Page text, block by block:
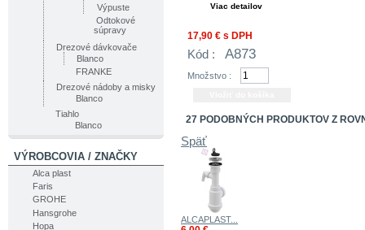
Výpuste
Odtokové
súpravy
Drezové dávkovače
Blanco
FRANKE
Drezové nádoby a misky
Blanco
Tiahlo
Blanco
VÝROBCOVIA / ZNAČKY
Alca plast
Faris
GROHE
Hansgrohe
Hopa
Viac detailov
17,90 € s DPH
Kód : A873
Množstvo :
27 PODOBNÝCH PRODUKTOV Z
Späť
ALCAPLAST...